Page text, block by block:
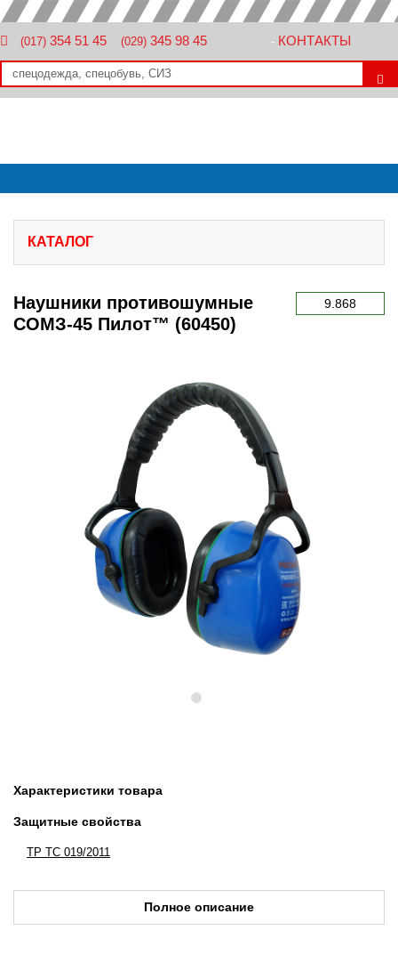
(017) 354 51 45 (029) 345 98 45 - КОНТАКТЫ
КАТАЛОГ
Наушники противошумные
СОМЗ-45 Пилот™ (60450)
9.868
Предыдущий
Характеристики товара
Защитные свойства
ТР ТС 019/2011
Полное описание